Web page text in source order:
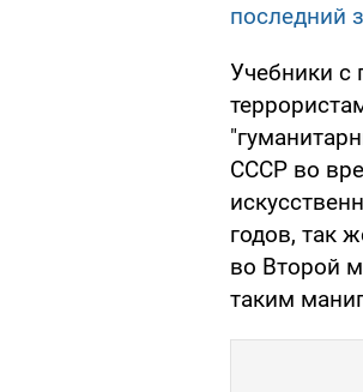
последний
Учебники с
СССР во
годов, так
во Второй
таким